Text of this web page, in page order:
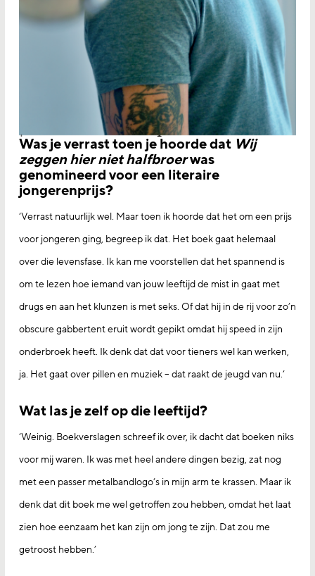
Was je verrast toen je hoorde dat Wij
zeggen hier niet halfbroerwas
genomineerd voor een literaire
jongerenprijs?
‘Verrast natuurlijk wel. Maar toen ik hoorde dat het om een prijs
voor jongeren ging, begreep ik dat. Het boek gaat helemaal
over die levensfase. Ik kan me voorstellen dat het spannend is
om te lezen hoe iemand van jouw leeftijd de mist in gaat met
drugs en aan het klunzen is met seks. Of dat hij in de rij voor zo’n
obscure gabbertent eruit wordt gepikt omdat hij speed in zijn
onderbroek heeft. Ik denk dat dat voor tieners wel kan werken,
ja. Het gaat over pillen en muziek – dat raakt de jeugd van nu.’
Wat las je zelf op die leeftijd?
‘Weinig. Boekverslagen schreef ik over, ik dacht dat boeken niks
voor mij waren. Ik was met heel andere dingen bezig, zat nog
met een passer metalbandlogo’s in mijn arm te krassen. Maar ik
denk dat dit boek me wel getroffen zou hebben, omdat het laat
zien hoe eenzaam het kan zijn om jong te zijn. Dat zou me
getroost hebben.’